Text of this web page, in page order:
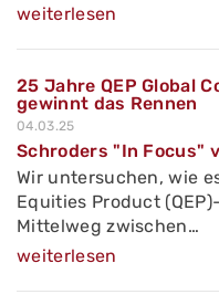
weiterlesen
25 Jahre QEP Global
gewinnt das Rennen
04.03.25
Schroders "In Focus"
Wir untersuchen, wie
Equities Product
Mittelweg zwischen…
weiterlesen